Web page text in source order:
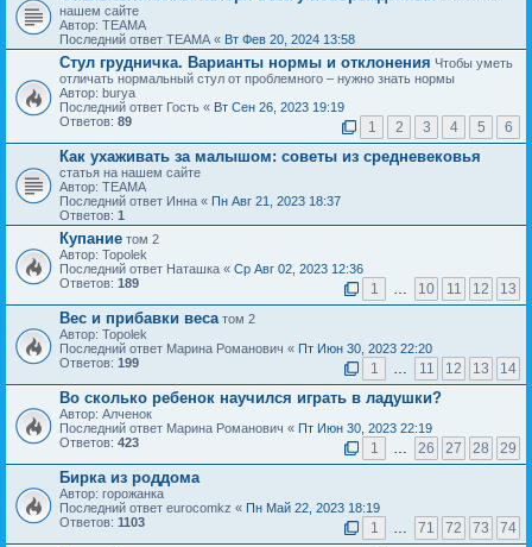
нашем сайте
Автор: ТЕАМА
Последний ответ ТЕАМА « Вт Фев 20, 2024 13:58
Стул грудничка. Варианты нормы и отклонения Чтобы уметь
отличать нормальный стул от проблемного – нужно знать нормы
Автор: burya
Последний ответ Гость « Вт Сен 26, 2023 19:19
Ответов: 89 1 2 3 4 5 6
Как ухаживать за малышом: советы из средневековья
статья на нашем сайте
Автор: ТЕАМА
Последний ответ Инна « Пн Авг 21, 2023 18:37
Ответов: 1
Купание том 2
Автор: Topolek
Последний ответ Наташка « Ср Авг 02, 2023 12:36
Ответов: 189 1 … 10 11 12 13
Вес и прибавки веса том 2
Автор: Topolek
Последний ответ Марина Романович « Пт Июн 30, 2023 22:20
Ответов: 199 1 … 11 12 13 14
Во сколько ребенок научился играть в ладушки?
Автор: Алченок
Последний ответ Марина Романович « Пт Июн 30, 2023 22:19
Ответов: 423 1 … 26 27 28 29
Бирка из роддома
Автор: горожанка
Последний ответ eurocomkz « Пн Май 22, 2023 18:19
Ответов: 1103 1 … 71 72 73 74